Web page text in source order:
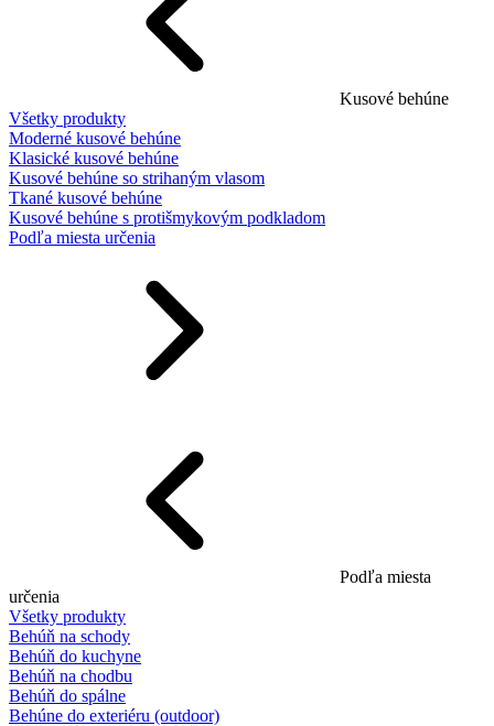
Kusové behúne
Všetky produkty
Moderné kusové behúne
Klasické kusové behúne
Kusové behúne so strihaným vlasom
Tkané kusové behúne
Kusové behúne s protišmykovým podkladom
Podľa miesta určenia
Podľa miesta
určenia
Všetky produkty
Behúň na schody
Behúň do kuchyne
Behúň na chodbu
Behúň do spálne
Behúne do exteriéru (outdoor)